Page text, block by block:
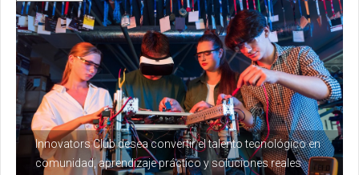
Innovators Club desea convertir el talento tecnológico en
comunidad, aprendizaje práctico y soluciones reales